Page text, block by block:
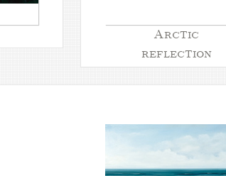
Arctic
reflection